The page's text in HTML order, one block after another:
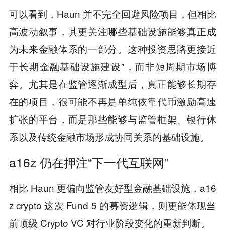
可以看到，Haun 并不完全回避风险项目，但相比
高波动叙事，其更关注哪些基础设施能够真正成
为未来金融体系的一部分。这种投资思路更接近
于长期金融基础设施建设”，而非短周期市场博
弈。尤其是在监管逐渐成型后，真正能够长期存
在的项目，很可能不再是单纯依靠代币激励高速
扩张的平台，而是那些能够与监管框架、银行体
系以及传统金融市场形成协同关系的基础设施。
a16z 仍在押注“下一代互联网”
相比 Haun 更偏向监管友好型金融基础设施，a16
z crypto 这次 Fund 5 的募资逻辑，则更能体现当
前顶级 Crypto VC 对行业阶段变化的重新判断。